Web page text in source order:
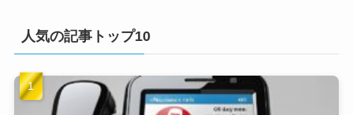
人気の記事トップ10